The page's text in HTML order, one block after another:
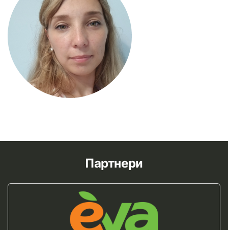
Партнери